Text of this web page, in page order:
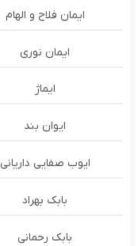
ایمان فلاح و الهام
ایمان نوری
ایماژ
ایوان بند
ایوب صفایی داریانی
بابک بهراد
بابک رحمانی